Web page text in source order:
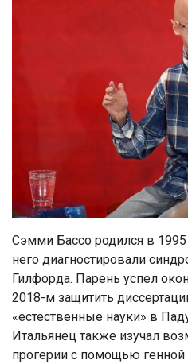
Сэмми Бассо родился в 1995
него диагностировали
Гилфорда. Парень успел
2018-м защитить
«естественные науки» в
Итальянец также изучал
прогерии с помощью